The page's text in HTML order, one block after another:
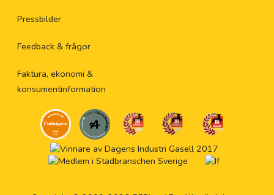
Pressbilder
Feedback & frågor
Faktura, ekonomi &
konsumentinformation